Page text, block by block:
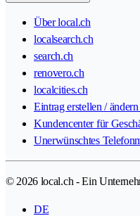
Über local.ch
localsearch.ch
search.ch
renovero.ch
localcities.ch
Eintrag erstellen /
Kundencenter für
Unerwünschtes
© 2026 local.ch - Ein
DE